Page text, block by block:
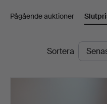
und
Kleinhenz
Pågående auktioner
SlutpriserSortera